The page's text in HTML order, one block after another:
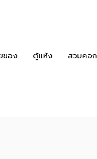
ของ ตู้แห้ง สวมคอก